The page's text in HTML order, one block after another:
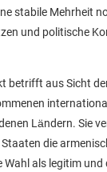
stabile Mehrheit
und politische
betrifft aus Sicht
Ländern. Sie
die
als legitim